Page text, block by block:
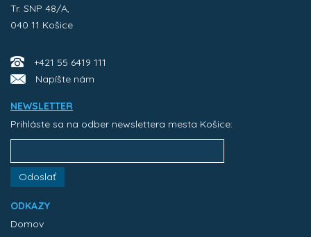
Tr. SNP 48/A,
040 11 Košice
+421 55 6419 111
Napíšte nám
NEWSLETTER
Prihláste sa na odber newslettera mesta Košice:
Odoslať
ODKAZY
Domov